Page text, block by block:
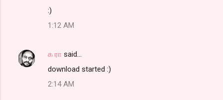
:)
1:12 AM
க ரா said…
download started :)
2:14 AM